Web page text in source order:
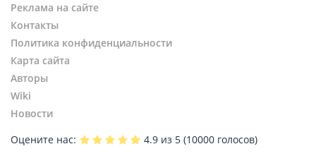
Реклама на сайте
Контакты
Политика конфиденциальности
Карта сайта
Авторы
Wiki
Новости
Оцените нас:
4.9 из 5 (10000 голосов)